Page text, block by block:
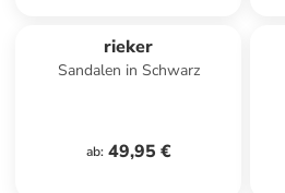
rieker
Sandalen in Schwarz
ab: 49,95 €